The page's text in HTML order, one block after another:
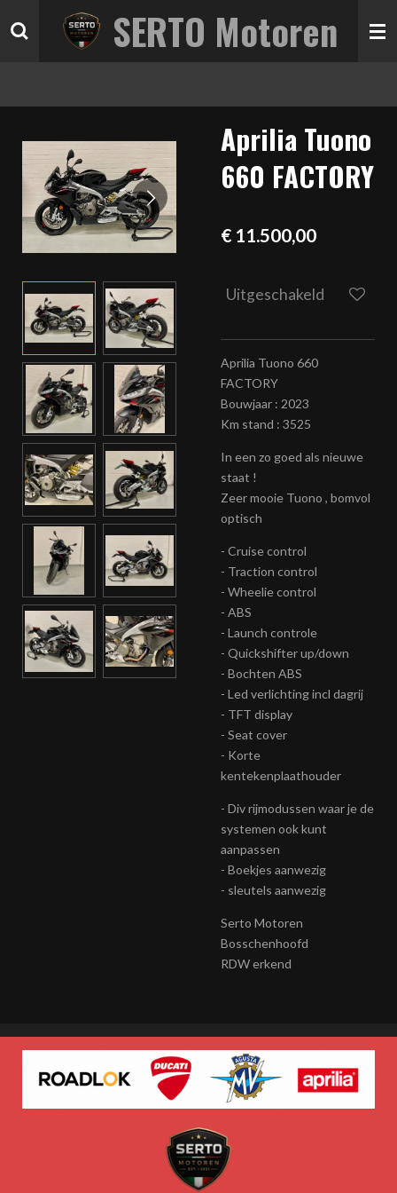
direct
SERTO Motoren
Aprilia Tuono
660 FACTORY
€ 11.500,00
Uitgeschakeld
Aprilia Tuono 660
FACTORY
Bouwjaar : 2023
Km stand : 3525
In een zo goed als nieuwe
staat !
Zeer mooie Tuono , bomvol
optisch
- Cruise control
- Traction control
- Wheelie control
- ABS
- Launch controle
- Quickshifter up/down
- Bochten ABS
- Led verlichting incl dagrij
- TFT display
- Seat cover
- Korte
kentekenplaathouder
- Div rijmodussen waar je de
systemen ook kunt
aanpassen
- Boekjes aanwezig
- sleutels aanwezig
Serto Motoren
Bosschenhoofd
RDW erkend